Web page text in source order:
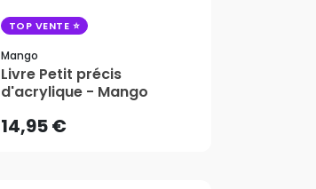
TOP VENTE
Mango
Livre Petit précis
d'acrylique - Mango
14,95 €
14,95 €
AJOUTER AU PANIER